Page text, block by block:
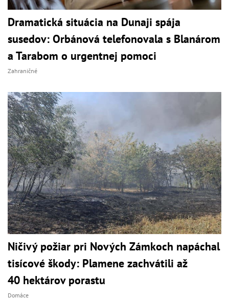
Dramatická situácia na Dunaji spája
susedov: Orbánová telefonovala s Blanárom
a Tarabom o urgentnej pomoci
Zahraničné
Ničivý požiar pri Nových Zámkoch napáchal
tisícové škody: Plamene zachvátili až
40 hektárov porastu
Domáce